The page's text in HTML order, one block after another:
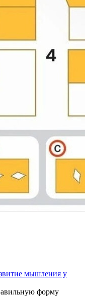
мышления у
форму